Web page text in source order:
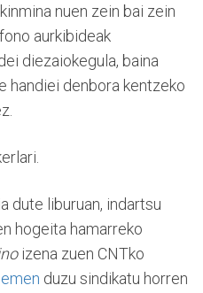
nuen zein bai zein
aurkibideak
diezaiokegula, baina
handiei denbora kentzeko
dute liburuan, indartsu
hogeita hamarreko
 izena zuen CNTko
duzu sindikatu horren